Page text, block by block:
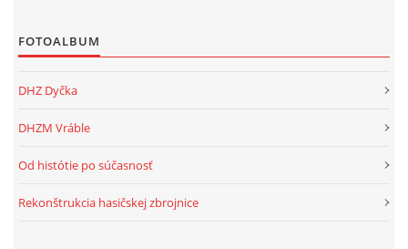
FOTOALBUM
DHZ Dyčka
DHZM Vráble
Od histótie po súčasnosť
Rekonštrukcia hasičskej zbrojnice